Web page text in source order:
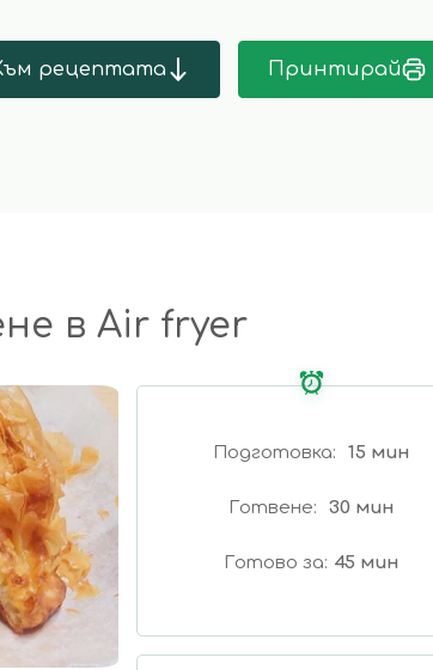
рецептата Принтирай
в Air fryer
Подготовка 15 мин
Готвене 30 мин
Готово за 45 мин